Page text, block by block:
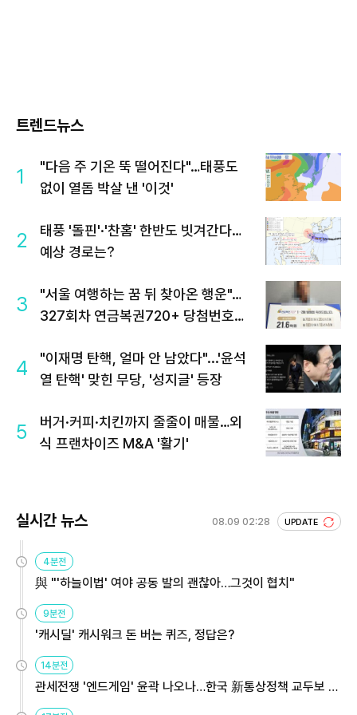
트렌드뉴스
1
"다음 주 기온 뚝 떨어진다"…태풍도
없이 열돔 박살 낸 '이것'
2
태풍 '돌핀'·'찬홈' 한반도 빗겨간다…
예상 경로는?
3
"서울 여행하는 꿈 뒤 찾아온 행운"…
327회차 연금복권720+ 당첨번호조
4
"이재명 탄핵, 얼마 안 남았다"...'윤석
열 탄핵' 맞힌 무당, '성지글' 등장
5
버거·커피·치킨까지 줄줄이 매물…외
식 프랜차이즈 M&A '활기'
실시간 뉴스 08.09 02:28 UPDATE
4분전
與 "'하늘이법' 여야 공동 발의 괜찮아…그것이 협치"
9분전
'캐시딜' 캐시워크 돈 버는 퀴즈, 정답은?
14분전
관세전쟁 '엔드게임' 윤곽 나오나…한국 新통상정책 교두보 활
용해야